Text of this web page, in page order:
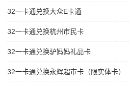
32一卡通兑换大众E卡通
32一卡通兑换杭州市民卡
32一卡通兑换驴妈妈礼品卡
32一卡通兑换永辉超市卡（限实体卡）